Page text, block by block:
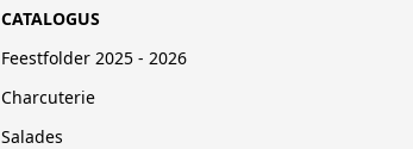
CATALOGUS
Feestfolder 2025 - 2026
Charcuterie
Salades